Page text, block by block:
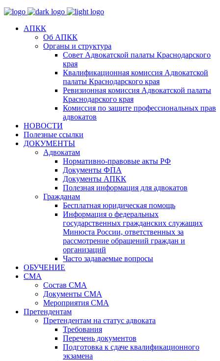
АПКК
Об АПКК
Органы и структура
Совет Адвокатской палаты Краснодарского
края
Квалификационная комиссия Адвокатской
палаты Краснодарского края
Ревизионная комиссия Адвокатской палаты
Краснодарского края
Комиссия по защите профессиональных прав
адвокатов
НОВОСТИ
Полезные ссылки
ДОКУМЕНТЫ
Адвокатам
Нормативно-правовые акты РФ
Документы ФПА
Документы АПКК
Полезная информация для адвокатов
Гражданам
Бесплатная юридическая помощь
Информация о федеральных
государственных гражданских служащих
Минюста России, ответственных за
рассмотрение обращений граждан и
организаций
Часто задаваемые вопросы
ОБУЧЕНИЕ
СМА
Состав СМА
Документы СМА
Мероприятия СМА
Претендентам
Претендентам на статус адвоката
Требования
Перечень документов
Подготовка к сдаче квалификационного
экзамена